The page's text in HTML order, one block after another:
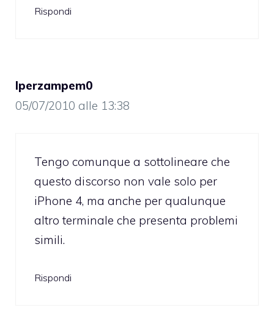
Rispondi
Iperzampem0
05/07/2010 alle 13:38
Tengo comunque a sottolineare che
questo discorso non vale solo per
iPhone 4, ma anche per qualunque
altro terminale che presenta problemi
simili.
Rispondi